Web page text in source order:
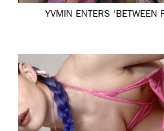
YVMIN ENTERS ‘BETWEEN